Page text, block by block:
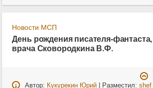
Новости МСП
День рождения писателя-
врача Сковородкина В.Ф.
Автор: Кукурекин Юрий| Разместил: shef